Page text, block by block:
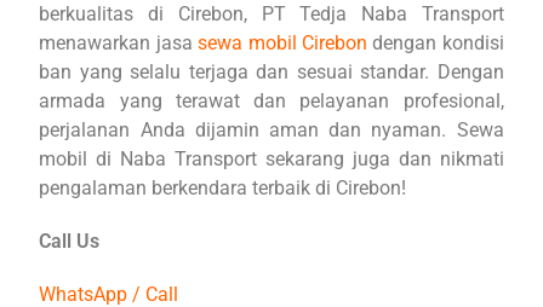
berkualitas di Cirebon, PT Tedja Naba Transport
menawarkan jasasewa mobil Cirebondengan kondisi
ban yang selalu terjaga dan sesuai standar. Dengan
armada yang terawat dan pelayanan profesional,
perjalanan Anda dijamin aman dan nyaman. Sewa
mobil di Naba Transport sekarang juga dan nikmati
pengalaman berkendara terbaik di Cirebon!
Call Us
WhatsApp / Call